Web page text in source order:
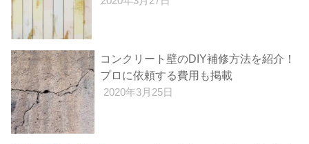
コンクリート壁のDIY補修方法を紹介！
プロに依頼する費用も掲載
2020年3月25日